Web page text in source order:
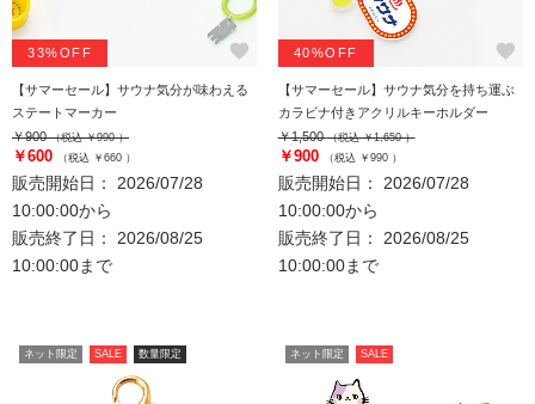
33%OFF favorite
【サマーセール】サウナ気分が味わえる
ステートマーカー
￥900（税込 ￥990 ）
￥600 （税込 ￥660 ）
販売開始日： 2026/07/28
10:00:00から
販売終了日： 2026/08/25
10:00:00まで
40%OFF favorite
【サマーセール】サウナ気分を持ち運ぶ
カラビナ付きアクリルキーホルダー
￥1,500（税込 ￥1,650 ）
￥900 （税込 ￥990 ）
販売開始日： 2026/07/28
10:00:00から
販売終了日： 2026/08/25
10:00:00まで
ネット限定 SALE 数量限定 ネット限定 SALE